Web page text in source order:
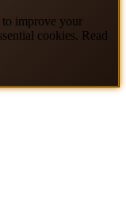
to improve your
cookies. Read